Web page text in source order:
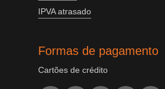
IPVA atrasado
Formas de pagamento
Cartões de crédito